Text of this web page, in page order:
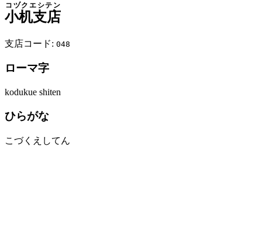
小机支店
コヅクエシテン
支店コード: 048
ローマ字
kodukue shiten
ひらがな
こづくえしてん